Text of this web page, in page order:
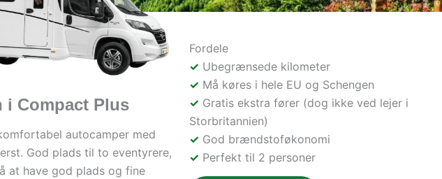
i Compact Plus
autocamper med
God plads til to eventyrere,
at have god plads og fine
Fordele
Ubegrænsede kilometer
Må køres i hele EU og Schengen
Gratis ekstra fører (dog ikke ved lejer i
Storbritannien)
God brændstoføkonomi
Perfekt til 2 personer